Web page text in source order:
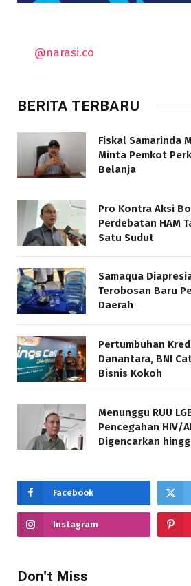
@narasi.co
BERITA TERBARU
Fiskal Samarinda
Minta Pemkot
Belanja
Pro Kontra Aksi
Perdebatan HAM
Satu Sudut
Samaqua
Terobosan Baru
Daerah
Pertumbuhan
Danantara, BNI
Bisnis Kokoh
Menunggu RUU
Pencegahan HIV/
Digencarkan
Facebook
Instagram
Don't Miss